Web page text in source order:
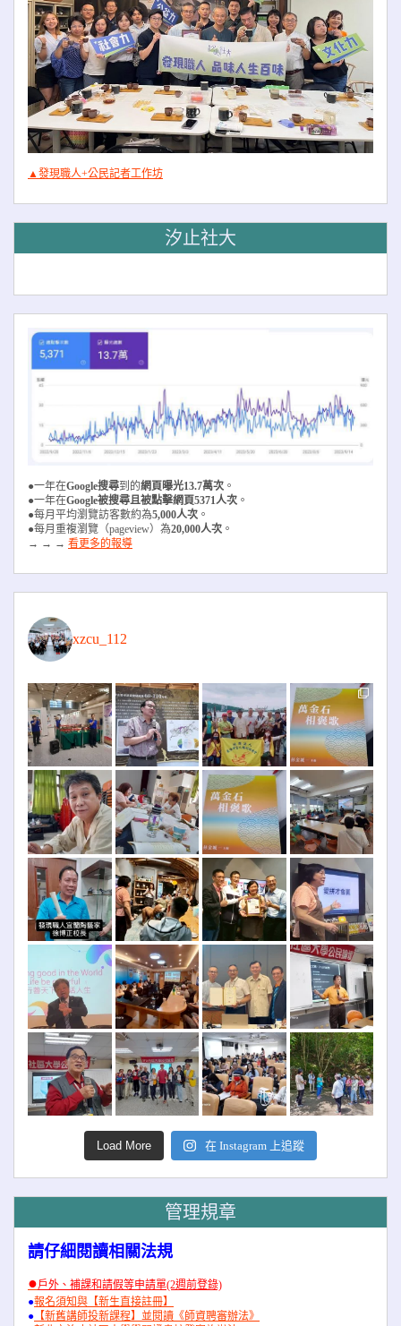
▲發現職人+公民記者工作坊
汐止社大
●一年在Google搜尋到的網頁曝光13.7萬次 。
●一年在Google被搜尋且被點擊網頁5371人次 。
●每月平均瀏覽訪客數約為5,000人次 。
●每月重複瀏覽（pageview）為20,000人次 。
→ → → 看更多的報導
xzcu_112
Load More 在 Instagram 上追蹤
管理規章
請仔細閱讀相關法規
●戶外、補課和請假等申請單(2週前登錄)
●報名須知與【新生直接註冊】
● 【新舊講師投新課程】並閱讀《師資聘審辦法》